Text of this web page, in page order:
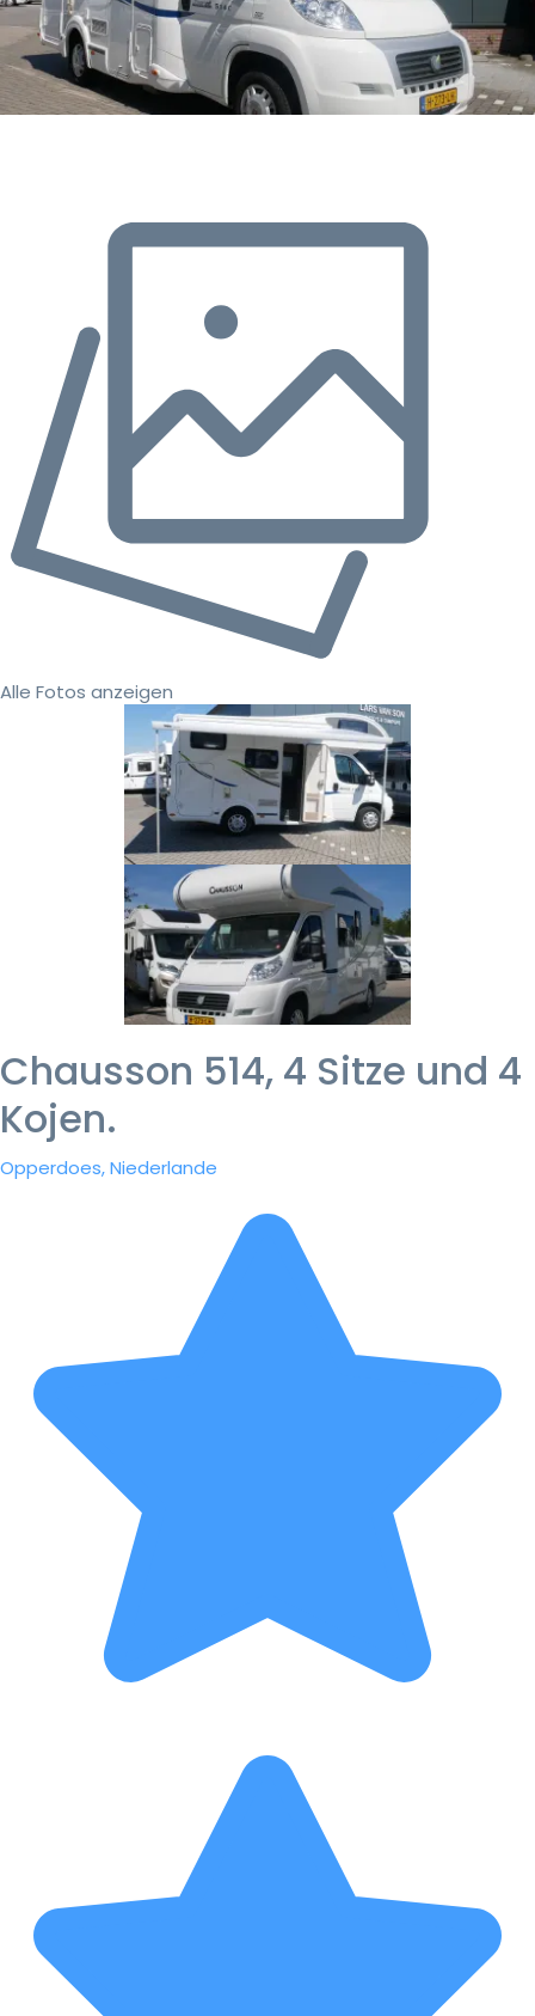
Alle Fotos anzeigen
Chausson 514, 4 Sitze und 4
Kojen.
Opperdoes, Niederlande